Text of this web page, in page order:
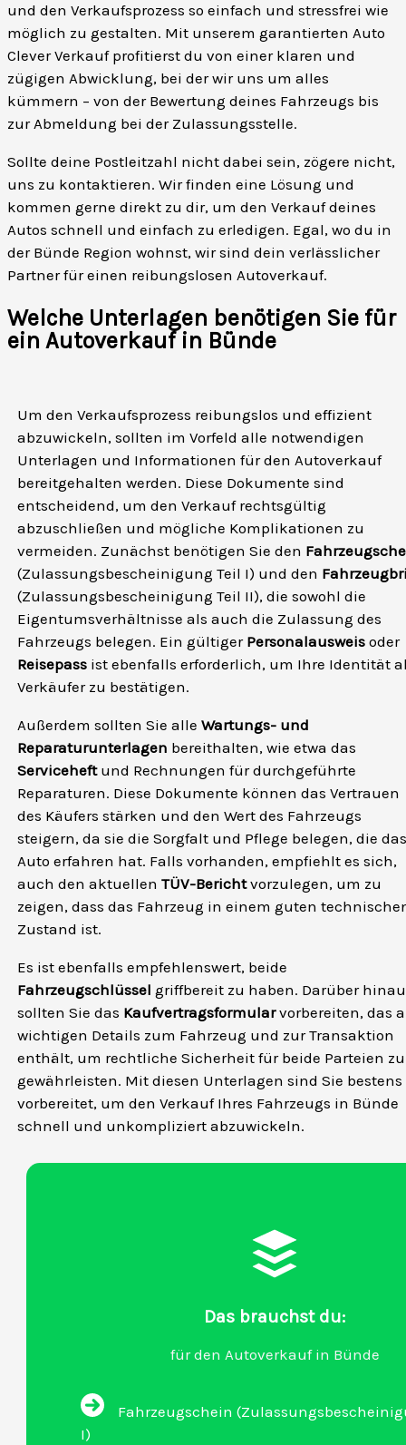
und den Verkaufsprozess so einfach und stressfrei wie
möglich zu gestalten. Mit unserem garantierten Auto
Clever Verkauf profitierst du von einer klaren und
zügigen Abwicklung, bei der wir uns um alles
kümmern – von der Bewertung deines Fahrzeugs bis
zur Abmeldung bei der Zulassungsstelle.
Sollte deine Postleitzahl nicht dabei sein, zögere nicht,
uns zu kontaktieren. Wir finden eine Lösung und
kommen gerne direkt zu dir, um den Verkauf deines
Autos schnell und einfach zu erledigen. Egal, wo du in
der Bünde Region wohnst, wir sind dein verlässlicher
Partner für einen reibungslosen Autoverkauf.
Welche Unterlagen benötigen Sie für
ein Autoverkauf in Bünde
Um den Verkaufsprozess reibungslos und effizient
abzuwickeln, sollten im Vorfeld alle notwendigen
Unterlagen und Informationen für den Autoverkauf
bereitgehalten werden. Diese Dokumente sind
entscheidend, um den Verkauf rechtsgültig
abzuschließen und mögliche Komplikationen zu
vermeiden. Zunächst benötigen Sie den
(Zulassungsbescheinigung Teil I) und den
(Zulassungsbescheinigung Teil II), die sowohl die
Eigentumsverhältnisse als auch die Zulassung des
Fahrzeugs belegen. Ein gültiger Personalausweis oder
Reisepass ist ebenfalls erforderlich, um Ihre Identität
Verkäufer zu bestätigen.
Außerdem sollten Sie alle Wartungs- und
Reparaturunterlagen bereithalten, wie etwa das
Serviceheftund Rechnungen für durchgeführte
Reparaturen. Diese Dokumente können das Vertrauen
des Käufers stärken und den Wert des Fahrzeugs
steigern, da sie die Sorgfalt und Pflege belegen, die das
Auto erfahren hat. Falls vorhanden, empfiehlt es sich,
auch den aktuellen TÜV-Berichtvorzulegen, um zu
zeigen, dass das Fahrzeug in einem guten
Zustand ist.
Es ist ebenfalls empfehlenswert, beide
Fahrzeugschlüssel griffbereit zu haben. Darüber
sollten Sie das Kaufvertragsformularvorbereiten, das
wichtigen Details zum Fahrzeug und zur Transaktion
enthält, um rechtliche Sicherheit für beide Parteien zu
gewährleisten. Mit diesen Unterlagen sind Sie bestens
vorbereitet, um den Verkauf Ihres Fahrzeugs in Bünde
schnell und unkompliziert abzuwickeln.
Das brauchst du:
für den Autoverkauf in Bünde
Fahrzeugschein
I)